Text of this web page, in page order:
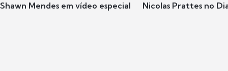
Shawn Mendes em vídeo especial
Nicolas Prattes no